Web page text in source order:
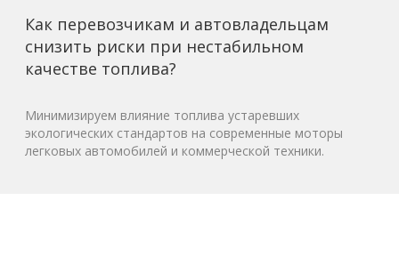
Как перевозчикам и автовладельцам
снизить риски при нестабильном
качестве топлива?
Минимизируем влияние топлива устаревших
экологических стандартов на современные моторы
легковых автомобилей и коммерческой техники.